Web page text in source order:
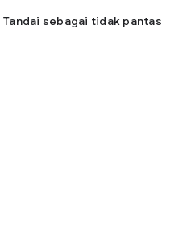
Tandai sebagai tidak pantas